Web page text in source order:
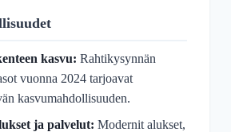
kasvu: Rahtikysynnän
vuonna 2024 tarjoavat
kasvumahdollisuuden.
ja palvelut: Modernit alukset,